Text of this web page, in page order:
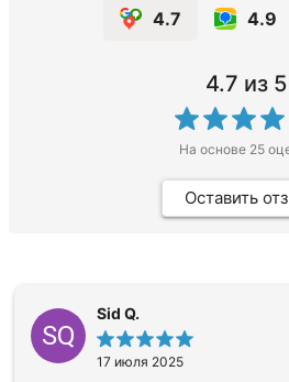
4.7 4.9
4.7 из 5
На основе 25
Оставить
SQ
Sid Q.
17 июля 2025